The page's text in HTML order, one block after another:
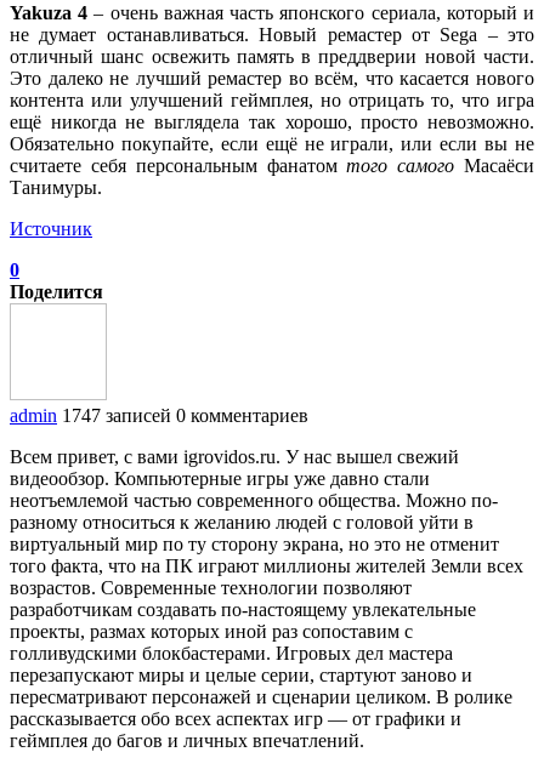
Yakuza 4 – очень важная часть японского сериала, который и
не думает останавливаться. Новый ремастер от Sega – это
отличный шанс освежить память в преддверии новой части.
Это далеко не лучший ремастер во всём, что касается нового
контента или улучшений геймплея, но отрицать то, что игра
ещё никогда не выглядела так хорошо, просто невозможно.
Обязательно покупайте, если ещё не играли, или если вы не
считаете себя персональным фанатомтого самого Масаёси
Танимуры.
Источник
0
Поделится
admin 1747 записей 0 комментариев
Всем привет, с вами igrovidos.ru. У нас вышел свежий
видеообзор. Компьютерные игры уже давно стали
неотъемлемой частью современного общества. Можно по-
разному относиться к желанию людей с головой уйти в
виртуальный мир по ту сторону экрана, но это не отменит
того факта, что на ПК играют миллионы жителей Земли всех
возрастов. Современные технологии позволяют
разработчикам создавать по-настоящему увлекательные
проекты, размах которых иной раз сопоставим с
голливудскими блокбастерами. Игровых дел мастера
перезапускают миры и целые серии, стартуют заново и
пересматривают персонажей и сценарии целиком. В ролике
рассказывается обо всех аспектах игр — от графики и
геймплея до багов и личных впечатлений.